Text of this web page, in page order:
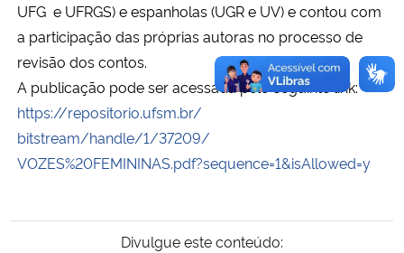
UFG e UFRGS) e espanholas (UGR e UV) e contou com
a participação das próprias autoras no processo de
revisão dos contos.
A publicação pode ser acessada pelo seguinte link:
https://repositorio.ufsm.br/
bitstream/handle/1/37209/
VOZES%20FEMININAS.pdf?sequence=1&isAllowed=y
Divulgue este conteúdo: